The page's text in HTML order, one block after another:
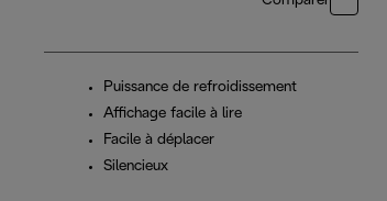
Puissance de refroidissement
Affichage facile à lire
Facile à déplacer
Silencieux